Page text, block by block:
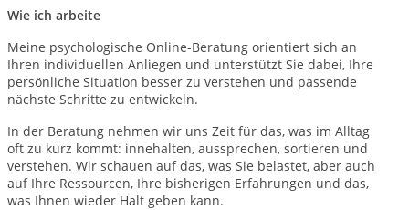
Wie ich arbeite
Meine psychologische Online-Beratung orientiert sich an
Ihren individuellen Anliegen und unterstützt Sie dabei, Ihre
persönliche Situation besser zu verstehen und passende
nächste Schritte zu entwickeln.
In der Beratung nehmen wir uns Zeit für das, was im Alltag
oft zu kurz kommt: innehalten, aussprechen, sortieren und
verstehen. Wir schauen auf das, was Sie belastet, aber auch
auf Ihre Ressourcen, Ihre bisherigen Erfahrungen und das,
was Ihnen wieder Halt geben kann.